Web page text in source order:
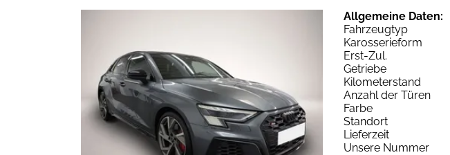
Allgemeine Daten:
Fahrzeugtyp
Karosserieform
Erst-Zul.
Getriebe
Kilometerstand
Anzahl der Türen
Farbe
Standort
Lieferzeit
Unsere Nummer